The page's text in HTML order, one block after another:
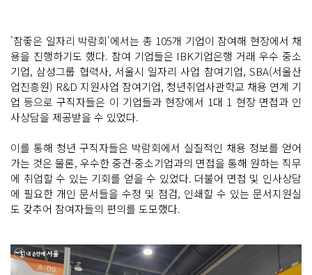
'참좋은 일자리 박람회'에서는 총 105개 기업이 참여해 현장에서 채
용을 진행하기도 했다. 참여 기업들은 IBK기업은행 거래 우수 중소
기업, 삼성그룹 협력사, 서울시 일자리 사업 참여기업, SBA(서울산
업진흥원) R&D 지원사업 참여기업, 청년취업사관학교 채용 연계 기
업 등으로 구직자들은 이 기업들과 현장에서 1대 1 현장 면접과 인
사상담을 제공받을 수 있었다.
이를 통해 청년 구직자들은 박람회에서 실질적인 채용 정보를 얻어
가는 것은 물론, 우수한 중견·중소기업과의 면접을 통해 원하는 직무
에 취업할 수 있는 기회를 얻을 수 있었다. 더불어 면접 및 인사상담
에 필요한 개인 문서들을 수정 및 점검, 인쇄할 수 있는 문서지원실
도 갖추어 참여자들의 편의를 도모했다.